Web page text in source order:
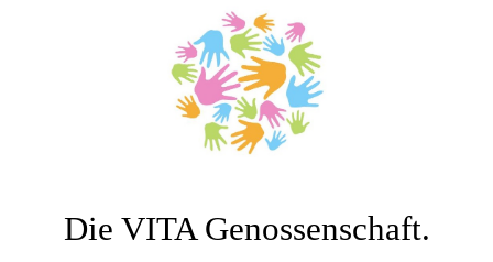
Die VITA Genossenschaft.